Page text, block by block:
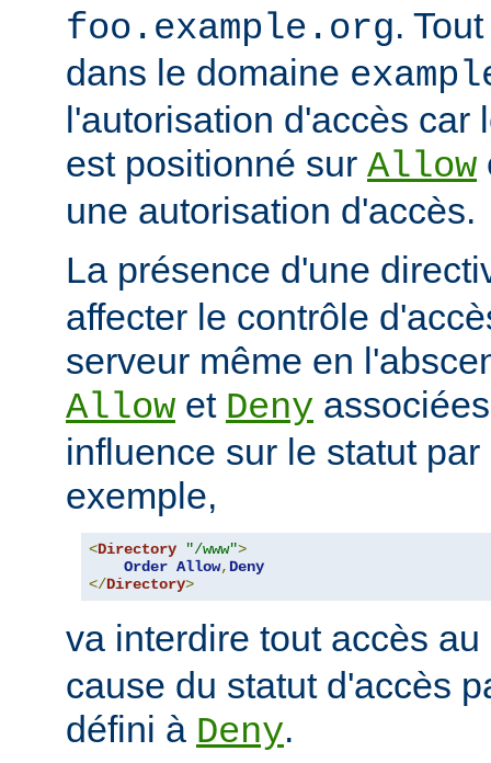
foo.example.org.
dans le domaine
l'autorisation d'accès car
est positionné sur Allow
une autorisation d'accès.
La présence d'une
affecter le contrôle
serveur même en
Allow et Deny
influence sur le statut
exemple,
<Directory "/www">
Order Allow, Deny
</Directory>
va interdire tout accès
cause du statut d'accès
défini à Deny.